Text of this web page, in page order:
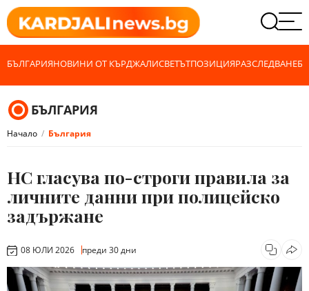
БЪЛГАРИЯНОВИНИ ОТ КЪРДЖАЛИСВЕТЪТПОЗИЦИЯРАЗСЛЕДВАНЕ
БЪЛГАРИЯ
Начало България
НС гласува по-строги правила за
личните данни при полицейско
задържане
08 ЮЛИ 2026 преди 30 дни